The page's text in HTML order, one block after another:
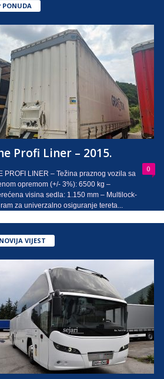
a
j
o
PONUDA
Profi Liner – 2015.
0
PROFI LINER – Težina praznog vozila sa
opremom (+/- 3%): 6500 kg –
visina sedla: 1.150 mm – Multilock-
za univerzalno osiguranje tereta...
VIJEST